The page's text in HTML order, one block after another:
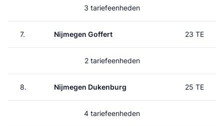
3 tariefeenheden
7. Nijmegen Goffert 23 TE
2 tariefeenheden
8. Nijmegen Dukenburg 25 TE
4 tariefeenheden